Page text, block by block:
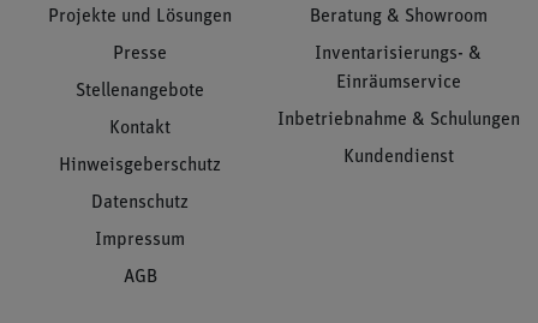
Projekte und Lösungen
Presse
Stellenangebote
Kontakt
Hinweisgeberschutz
Datenschutz
Impressum
AGB
Beratung & Showroom
Inventarisierungs- &
Einräumservice
Inbetriebnahme & Schulungen
Kundendienst